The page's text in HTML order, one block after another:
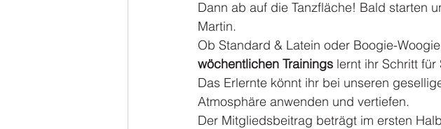
Dann ab auf die Tanzfläche! Bald starten
Martin.
Ob Standard & Latein oder Boogie-
wöchentlichen Trainings lernt ihr Schritt
Das Erlernte könnt ihr bei unseren
Atmosphäre anwenden und vertiefen.
Der Mitgliedsbeitrag beträgt im ersten